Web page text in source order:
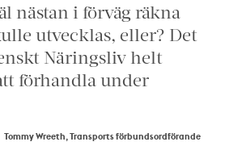
nästan i förväg räkna
utvecklas, eller? Det
Näringsliv helt
förhandla under
Tommy Wreeth, Transports förbundsordförande